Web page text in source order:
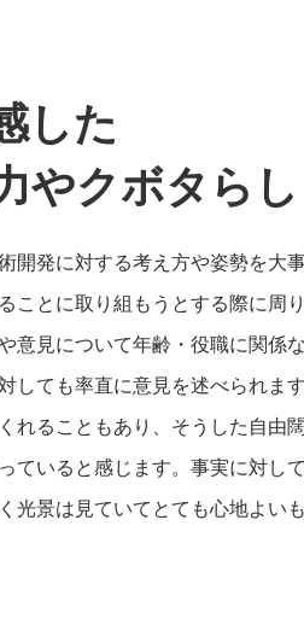
した
やクボタらし
開発に対する考え方や姿勢を大
ことに取り組もうとする際に周
意見について年齢・役職に関係
しても率直に意見を述べられま
れることもあり、そうした自由
ていると感じます。事実に対し
光景は見ていてとても心地よいも